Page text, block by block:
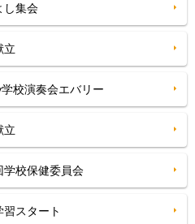
し集会
立
校演奏会エバリー
立
校保健委員会
スタート